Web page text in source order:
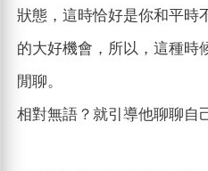
狀態，這時恰好是你和平時
的大好機會，所以，這種時
閒聊。
相對無語？就引導他聊聊自